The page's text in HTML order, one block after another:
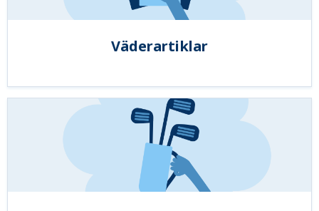
Väderartiklar